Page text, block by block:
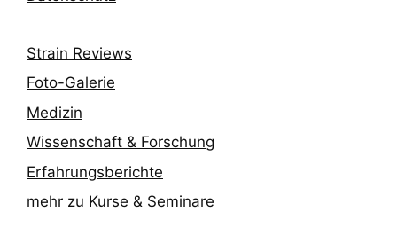
Strain Reviews
Foto-Galerie
Medizin
Wissenschaft & Forschung
Erfahrungsberichte
mehr zu Kurse & Seminare